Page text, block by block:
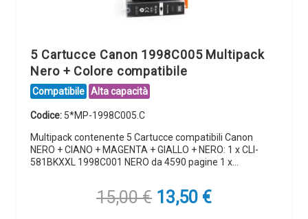
5 Cartucce Canon 1998C005 Multipack
Nero + Colore compatibile
Compatibile Alta capacità
Codice: 5*MP-1998C005.C
Multipack contenente 5 Cartucce compatibili Canon
NERO + CIANO + MAGENTA + GIALLO + NERO: 1 x CLI-
581BKXXL 1998C001 NERO da 4590 pagine 1 x…
15,00€ Il
13,50 €Il